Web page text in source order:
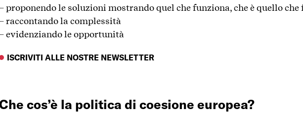
– proponendo le soluzioni mostrando quel che funziona, che è quello che
– raccontando la complessità
– evidenziando le opportunità
ISCRIVITI ALLE NOSTRE NEWSLETTER
cos’è la politica di coesione europea?